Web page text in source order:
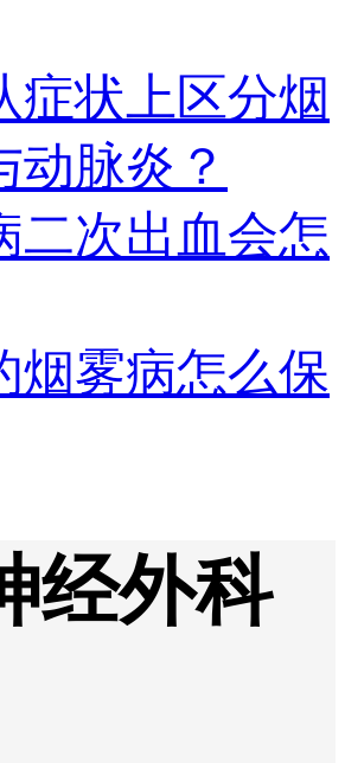
症状上区分烟
动脉炎？
二次出血会怎
烟雾病怎么保
经外科